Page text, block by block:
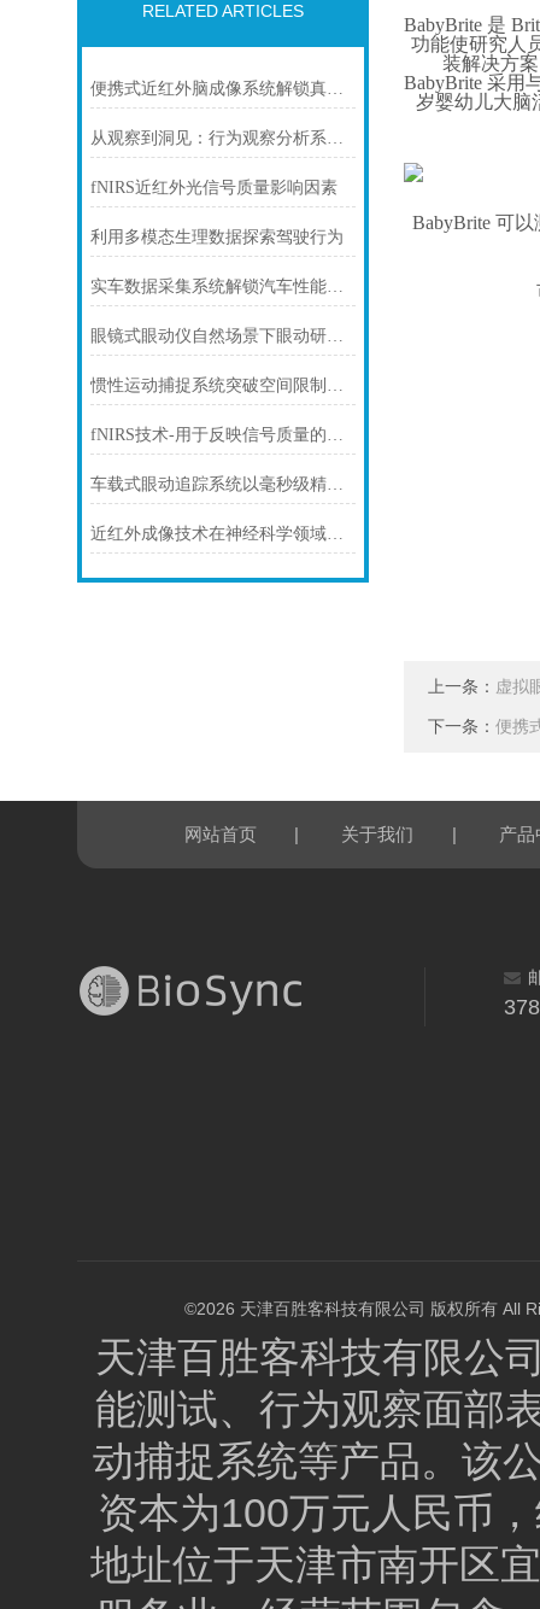
RELATED ARTICLES
便携式近红外脑成像系统解锁真实场景下的脑科学密码
从观察到洞见：行为观察分析系统如何重塑认知科学研究
fNIRS近红外光信号质量影响因素
利用多模态生理数据探索驾驶行为
实车数据采集系统解锁汽车性能与智能的“数字钥匙”
眼镜式眼动仪自然场景下眼动研究的革新工具
惯性运动捕捉系统突破空间限制的精准动作追踪技术
fNIRS技术-用于反映信号质量的方式
车载式眼动追踪系统以毫秒级精度重塑智能驾驶安全新范式
近红外成像技术在神经科学领域的应用
BabyBrite 是
功能使研究人
装解决方
BabyBrite 采用
岁婴幼儿大脑
BabyBrite 可
上一条： 虚拟
下一条： 便携
网站首页 | 关于我们 | 产品
©2026 天津百胜客科技有限公司 版权所有 All
天津百胜客科技有限公
能测试、行为观察面部
动捕捉系统等产品。该
资本为100万元人民币
地址位于天津市南开区